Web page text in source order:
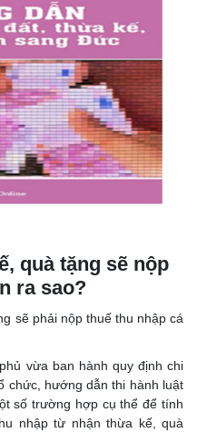
quà tặng sẽ nộp
ra sao?
sẽ phải nộp thuế thu nhập cá
vừa ban hành quy định chi
chức, hướng dẫn thi hành luật
số trường hợp cụ thể để tính
nhập từ nhận thừa kế, quà